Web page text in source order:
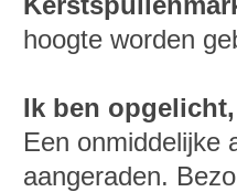
hoogte worden
Ik ben
Een onmiddelijke
aangeraden.